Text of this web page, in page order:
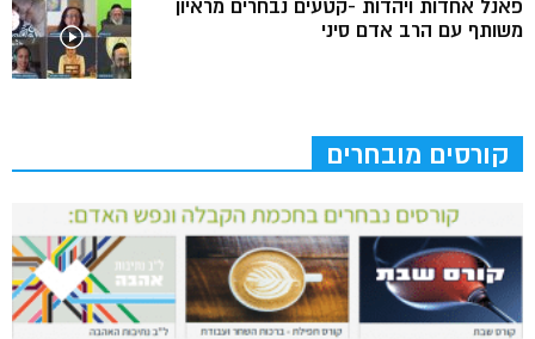
פאנל אחדות ויהדות -קטעים נבחרים מראיון
משותף עם הרב אדם סיני
קורסים מובחרים